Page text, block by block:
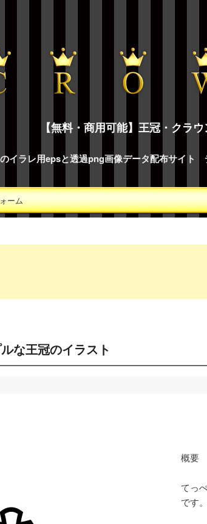
【無料・商用可能】王冠・クラ
イラレ用epsと透過png画像データ配布サイト
ーム
な王冠のイラスト
概要
てっ
です。